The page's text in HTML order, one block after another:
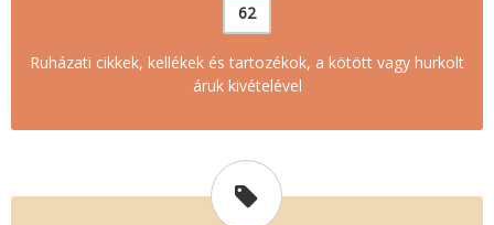
62
Ruházati cikkek, kellékek és tartozékok, a kötött vagy hurkolt
áruk kivételével